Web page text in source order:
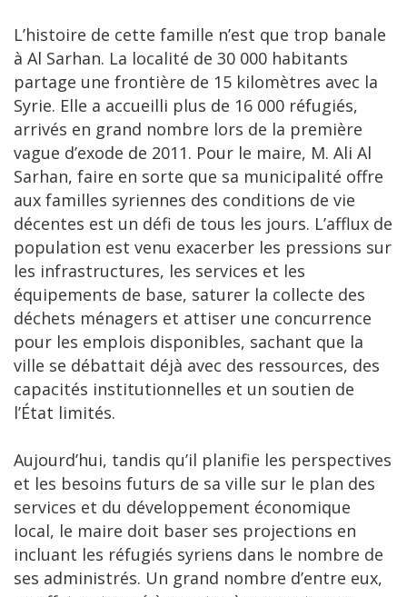
L’histoire de cette famille n’est que trop banale
à Al Sarhan. La localité de 30 000 habitants
partage une frontière de 15 kilomètres avec la
Syrie. Elle a accueilli plus de 16 000 réfugiés,
arrivés en grand nombre lors de la première
vague d’exode de 2011. Pour le maire, M. Ali Al
Sarhan, faire en sorte que sa municipalité offre
aux familles syriennes des conditions de vie
décentes est un défi de tous les jours. L’afflux de
population est venu exacerber les pressions sur
les infrastructures, les services et les
équipements de base, saturer la collecte des
déchets ménagers et attiser une concurrence
pour les emplois disponibles, sachant que la
ville se débattait déjà avec des ressources, des
capacités institutionnelles et un soutien de
l’État limités.
Aujourd’hui, tandis qu’il planifie les perspectives
et les besoins futurs de sa ville sur le plan des
services et du développement économique
local, le maire doit baser ses projections en
incluant les réfugiés syriens dans le nombre de
ses administrés. Un grand nombre d’entre eux,